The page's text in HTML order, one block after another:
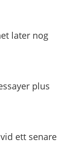
later nog
plus
ett senare